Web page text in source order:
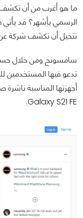
ما هو أغرب من أن
الرسمي بأشهر؟ قد يأتي
تتخيل أن تكشف شركة عن
سامسونج ومن خلال
تدعو فيها المستخدمين
أجهزتها المناسبة
Galaxy S21 FE.